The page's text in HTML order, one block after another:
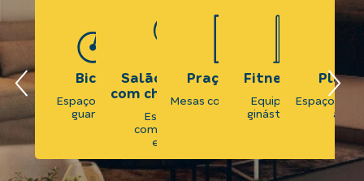
Bicicletário
Espaço exclusivo para
guardar as bikes
Salão de festas
com churrasqueira
Espaço para
comemorações
especiais
Praça de jogos
Mesas com tabuleiros ao
ar livre
Fitness externo
Equipamentos de
ginástica ao ar livre
Espaço
ao